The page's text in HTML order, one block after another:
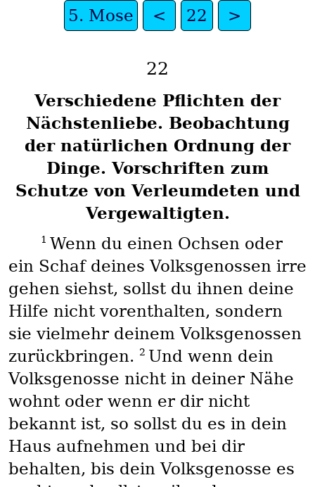
5. Mose < 22 >
22
Verschiedene Pflichten der
Nächstenliebe. Beobachtung
der natürlichen Ordnung der
Dinge. Vorschriften zum
Schutze von Verleumdeten und
Vergewaltigten.
1 Wenn du einen Ochsen oder
ein Schaf deines Volksgenossen irre
gehen siehst, sollst du ihnen deine
Hilfe nicht vorenthalten, sondern
sie vielmehr deinem Volksgenossen
zurückbringen. 2 Und wenn dein
Volksgenosse nicht in deiner Nähe
wohnt oder wenn er dir nicht
bekannt ist, so sollst du es in dein
Haus aufnehmen und bei dir
behalten, bis dein Volksgenosse es